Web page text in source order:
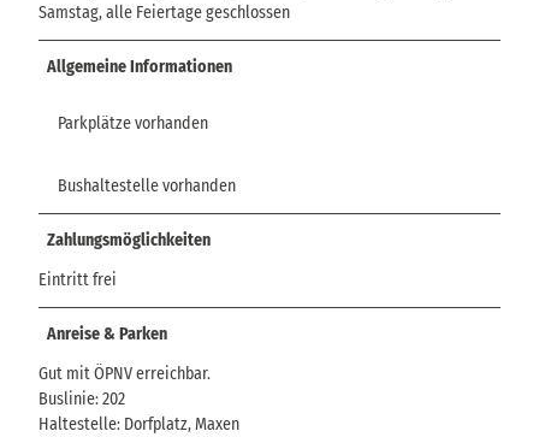
Samstag, alle Feiertage geschlossen
Allgemeine Informationen
Parkplätze vorhanden
Bushaltestelle vorhanden
Zahlungsmöglichkeiten
Eintritt frei
Anreise & Parken
Gut mit ÖPNV erreichbar.
Buslinie: 202
Haltestelle: Dorfplatz, Maxen